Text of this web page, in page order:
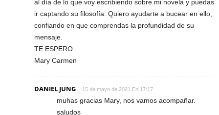
al día de lo que voy escribiendo sobre mi novela y puedas
ir captando su filosofía. Quiero ayudarte a bucear en ello,
confiando en que comprendas la profundidad de su
mensaje.
TE ESPERO
Mary Carmen
DANIEL JUNG 15 de mayo de 2021 En 17:17
muhas gracias Mary, nos vamos acompañar.
saludos